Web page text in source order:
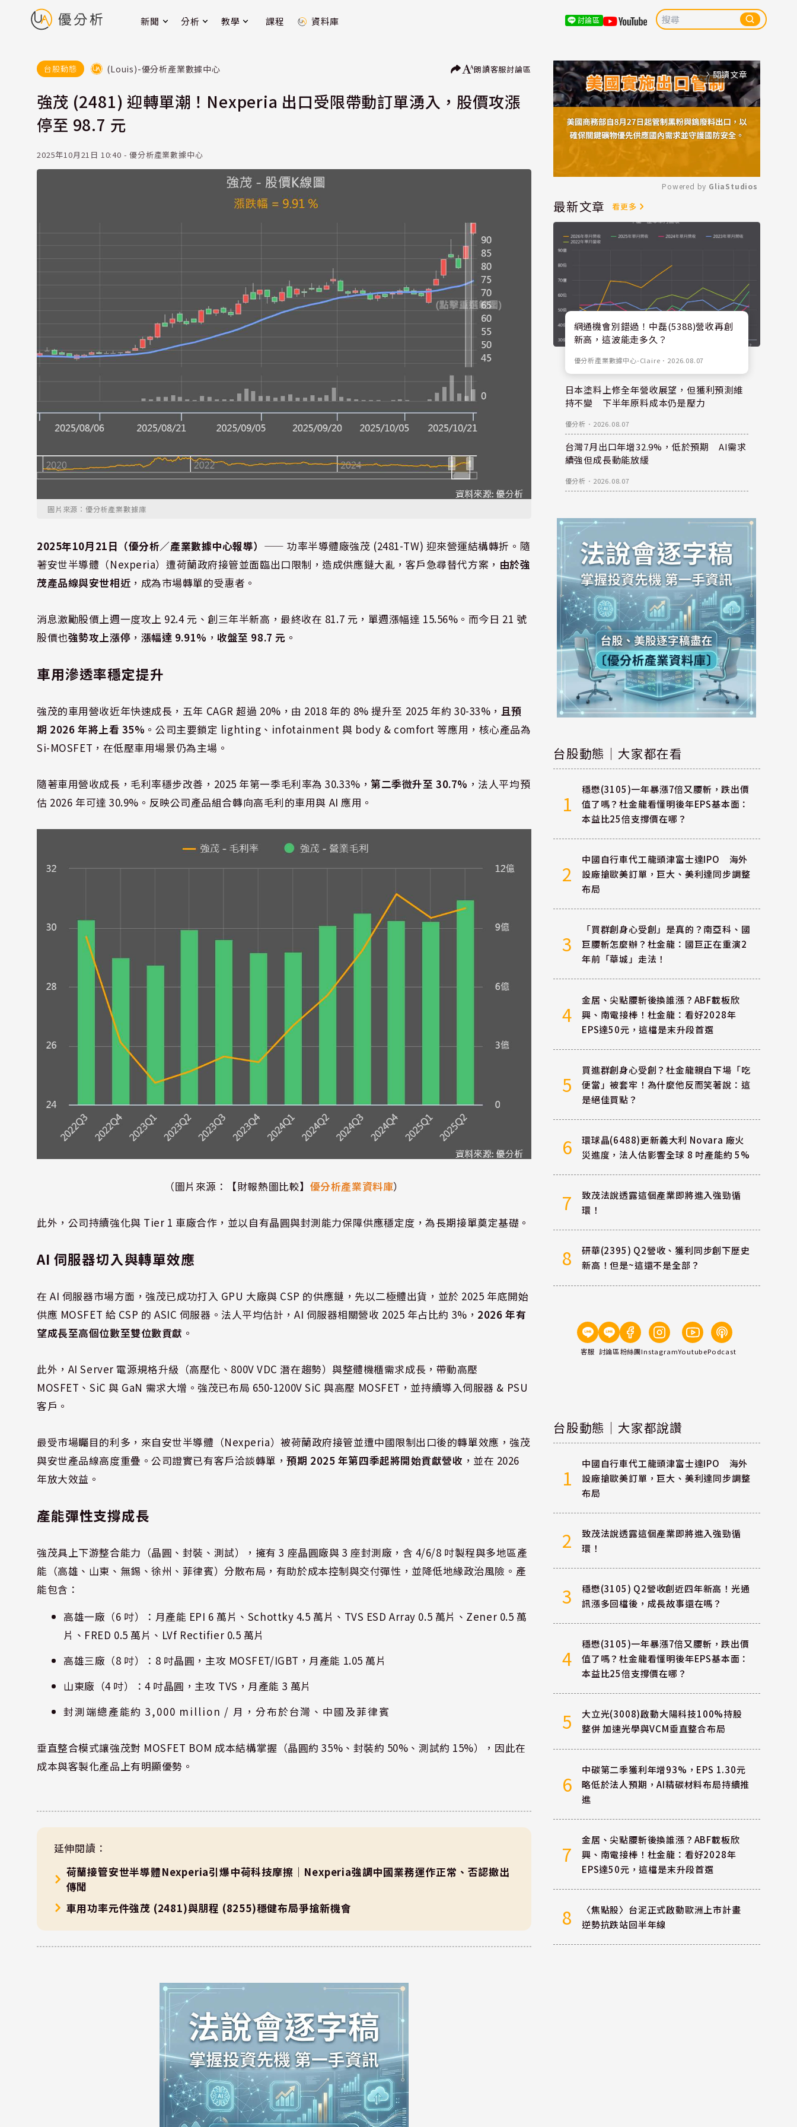
新聞 分析 教學 課程 資料庫 討論區
台股動態 (Louis)-優分析產業數據中心 朗讀客服討論區
強茂 (2481) 迎轉單潮！Nexperia 出口受限帶動訂單湧入，股價攻漲
停至 98.7 元
2025年10月21日 10:40 - 優分析產業數據中心
圖片來源：優分析產業數據庫
2025年10月21日（優分析／產業數據中心報導） ⸺ 功率半導體廠強茂 (2481-TW) 迎來營運結構轉折。隨
著安世半導體（Nexperia）遭荷蘭政府接管並面臨出口限制，造成供應鏈大亂，客戶急尋替代方案， 由於強
茂產品線與安世相近 ，成為市場轉單的受惠者。
消息激勵股價上週一度攻上 92.4 元、創三年半新高，最終收在 81.7 元，單週漲幅達 15.56%。而今日 21 號
股價也強勢攻上漲停 ， 漲幅達 9.91% ，收盤至 98.7 元 。
車用滲透率穩定提升
強茂的車用營收近年快速成長，五年 CAGR 超過 20%，由 2018 年的 8% 提升至 2025 年約 30-33%， 且預
期 2026 年將上看 35% 。公司主要鎖定 lighting、infotainment 與 body & comfort 等應用，核心產品為
Si-MOSFET，在低壓車用場景仍為主場。
隨著車用營收成長，毛利率穩步改善，2025 年第一季毛利率為 30.33%，第二季微升至 30.7% ，法人平均預
估 2026 年可達 30.9%。反映公司產品組合轉向高毛利的車用與 AI 應用。
（圖片來源：【財報熱圖比較】 優分析產業資料庫）
此外，公司持續強化與 Tier 1 車廠合作，並以自有晶圓與封測能力保障供應穩定度，為長期接單奠定基礎。
AI 伺服器切入與轉單效應
在 AI 伺服器市場方面，強茂已成功打入 GPU 大廠與 CSP 的供應鏈，先以二極體出貨，並於 2025 年底開始
供應 MOSFET 給 CSP 的 ASIC 伺服器。法人平均估計，AI 伺服器相關營收 2025 年占比約 3%， 2026 年有
望成長至高個位數至雙位數貢獻 。
此外，AI Server 電源規格升級（高壓化、800V VDC 潛在趨勢）與整體機櫃需求成長，帶動高壓
MOSFET、SiC 與 GaN 需求大增。強茂已布局 650-1200V SiC 與高壓 MOSFET，並持續導入伺服器 & PSU
客戶。
最受市場矚目的利多，來自安世半導體（Nexperia）被荷蘭政府接管並遭中國限制出口後的轉單效應，強茂
與安世產品線高度重疊。公司證實已有客戶洽談轉單，預期 2025 年第四季起將開始貢獻營收 ，並在 2026
年放大效益。
產能彈性支撐成長
強茂具上下游整合能力（晶圓、封裝、測試），擁有 3 座晶圓廠與 3 座封測廠，含 4/6/8 吋製程與多地區產
能（高雄、山東、無錫、徐州、菲律賓）分散布局，有助於成本控制與交付彈性，並降低地緣政治風險。產
能包含：
高雄一廠（6 吋）：月產能 EPI 6 萬片、Schottky 4.5 萬片、TVS ESD Array 0.5 萬片、Zener 0.5 萬
片、FRED 0.5 萬片、LVf Rectifier 0.5 萬片
高雄三廠（8 吋）：8 吋晶圓，主攻 MOSFET/IGBT，月產能 1.05 萬片
山東廠（4 吋）：4 吋晶圓，主攻 TVS，月產能 3 萬片
封測端總產能約 3,000 million / 月，分布於台灣、中國及菲律賓
垂直整合模式讓強茂對 MOSFET BOM 成本結構掌握（晶圓約 35%、封裝約 50%、測試約 15%），因此在
成本與客製化產品上有明顯優勢。
延伸閱讀：
荷蘭接管安世半導體Nexperia引爆中荷科技摩擦｜Nexperia強調中國業務運作正常、否認撤出
傳聞
車用功率元件強茂 (2481)與朋程 (8255)穩健布局爭搶新機會
arrow_forward_ios 閱讀文章
Mute
Powered by GliaStudios
最新文章 看更多
網通機會別錯過！中磊(5388)營收再創
新高，這波能走多久？
優分析產業數據中心-Claire ． 2026.08.07
日本塗料上修全年營收展望，但獲利預測維
持不變 下半年原料成本仍是壓力
優分析 ． 2026.08.07
台灣7月出口年增32.9%，低於預期 AI需求
續強但成長動能放緩
優分析 ． 2026.08.07
台股動態｜大家都在看
1
穩懋(3105)一年暴漲7倍又腰斬，跌出價
值了嗎？杜金龍看懂明後年EPS基本面：
本益比25倍支撐價在哪？
2
中國自行車代工龍頭津富士達IPO 海外
設廠搶歐美訂單，巨大、美利達同步調整
布局
3
「買群創身心受創」是真的？南亞科、國
巨腰斬怎麼辦？杜金龍：國巨正在重演2
年前「華城」走法！
4
金居、尖點腰斬後換誰漲？ABF載板欣
興、南電接棒！杜金龍：看好2028年
EPS達50元，這檔是末升段首選
5
買進群創身心受創？杜金龍親自下場「吃
便當」被套牢！為什麼他反而笑著說：這
是絕佳買點？
6
環球晶(6488)更新義大利 Novara 廠火
災進度，法人估影響全球 8 吋產能約 5%
7
致茂法說透露這個產業即將進入強勁循
環！
8
研華(2395) Q2營收、獲利同步創下歷史
新高！但是~這還不是全部？
客服 討論區粉絲團InstagramYoutubePodcast
台股動態｜大家都說讚
1
中國自行車代工龍頭津富士達IPO 海外
設廠搶歐美訂單，巨大、美利達同步調整
布局
2
致茂法說透露這個產業即將進入強勁循
環！
3
穩懋(3105) Q2營收創近四年新高！光通
訊漲多回檔後，成長故事還在嗎？
4
穩懋(3105)一年暴漲7倍又腰斬，跌出價
值了嗎？杜金龍看懂明後年EPS基本面：
本益比25倍支撐價在哪？
5
大立光(3008)啟動大陽科技100%持股
整併 加速光學與VCM垂直整合布局
6
中碳第二季獲利年增93%，EPS 1.30元
略低於法人預期，AI精碳材料布局持續推
進
7
金居、尖點腰斬後換誰漲？ABF載板欣
興、南電接棒！杜金龍：看好2028年
EPS達50元，這檔是末升段首選
8
〈焦點股〉台泥正式啟動歐洲上市計畫
逆勢抗跌站回半年線